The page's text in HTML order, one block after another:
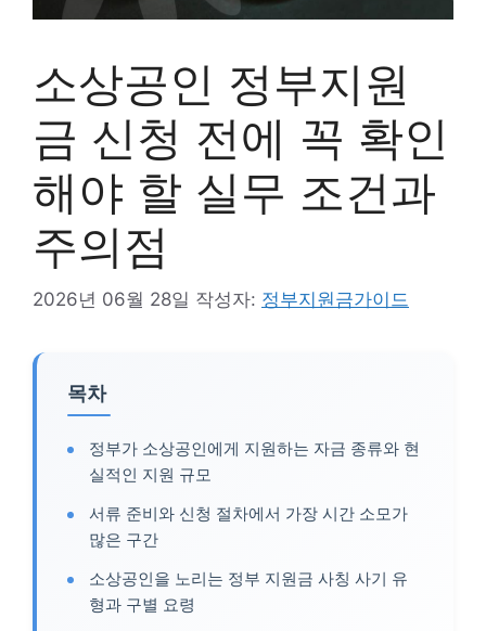
소상공인 정부지원
금 신청 전에 꼭 확인
해야 할 실무 조건과
주의점
2026년 06월 28일 작성자: 정부지원금가이드
목차
정부가 소상공인에게 지원하는 자금 종류와 현
실적인 지원 규모
서류 준비와 신청 절차에서 가장 시간 소모가
많은 구간
소상공인을 노리는 정부 지원금 사칭 사기 유
형과 구별 요령